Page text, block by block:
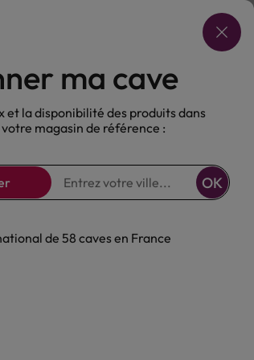
Choisir ma cave
Sans alcool
ma cave
et la disponibilité des produits dans
magasin de référence :
OK
de 58 caves en France